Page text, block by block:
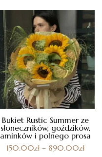
Bukiet Rustic Summer ze
słoneczników, goździków,
aminków i polnego prosa
150.00zł – 890.00zł